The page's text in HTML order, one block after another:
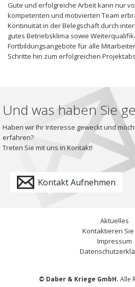
Gute und erfolgreiche Arbeit kann nur
kompetenten und motivierten Team
Kontinuität in der Belegschaft durch
gutes Betriebsklima sowie
Fortbildungsangebote für alle
Schritte hin zum erfolgreichen
Und was haben Sie
Haben wir Ihr Interesse geweckt und
erfahren?
Treten Sie mit uns in Kontakt!
Kontakt Aufnehmen
© Daber & Kriege GmbH. Alle
Aktuelles
Kontaktieren
Impressum